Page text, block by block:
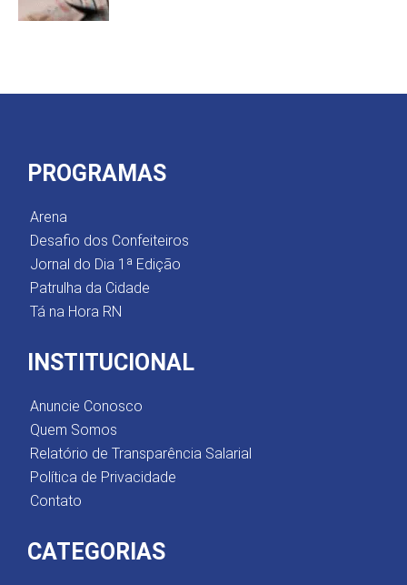
PROGRAMAS
Arena
Desafio dos Confeiteiros
Jornal do Dia 1ª Edição
Patrulha da Cidade
Tá na Hora RN
INSTITUCIONAL
Anuncie Conosco
Quem Somos
Relatório de Transparência Salarial
Política de Privacidade
Contato
CATEGORIAS